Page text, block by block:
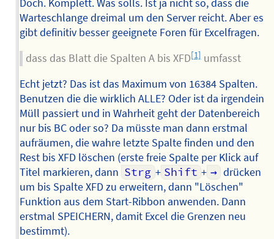
Doch. Komplett. Was solls. Ist ja nicht so, dass die
Warteschlange dreimal um den Server reicht. Aber es
gibt definitiv besser geeignete Foren für Excelfragen.
dass das Blatt die Spalten A bis XFD[1]umfasst
Echt jetzt? Das ist das Maximum von 16384 Spalten.
Benutzen die die wirklich ALLE? Oder ist da irgendein
Müll passiert und in Wahrheit geht der Datenbereich
nur bis BC oder so? Da müsste man dann erstmal
aufräumen, die wahre letzte Spalte finden und den
Rest bis XFD löschen (erste freie Spalte per Klick auf
Titel markieren, dann Strg + Shift + → drücken
um bis Spalte XFD zu erweitern, dann "Löschen"
Funktion aus dem Start-Ribbon anwenden. Dann
erstmal SPEICHERN, damit Excel die Grenzen neu
bestimmt).